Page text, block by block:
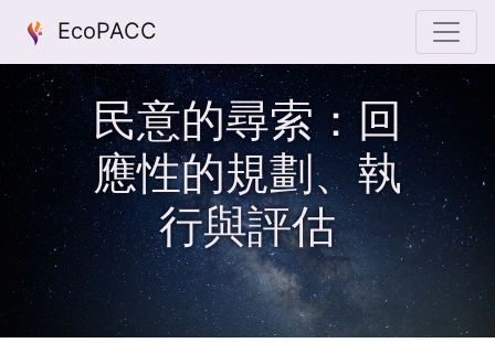
EcoPACC
民意的尋索：回
應性的規劃、執
行與評估